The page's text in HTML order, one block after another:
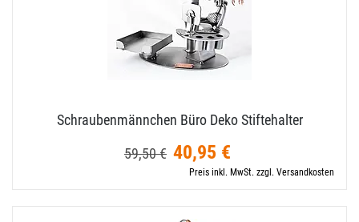
Schraubenmännchen Büro Deko Stiftehalter
59,50 € 40,95 €
Preis inkl. MwSt. zzgl. Versandkosten